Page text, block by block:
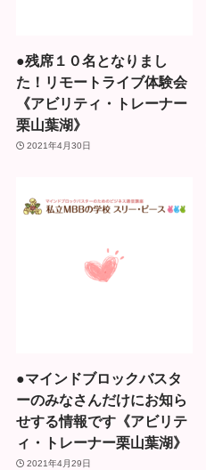
●残席１０名となりまし
た！リモートライブ体験会
《アビリティ・トレーナー
栗山葉湖》
2021年4月30日
●マインドブロックバスタ
ーのみなさんだけにお知ら
せする情報です《アビリテ
ィ・トレーナー栗山葉湖》
2021年4月29日